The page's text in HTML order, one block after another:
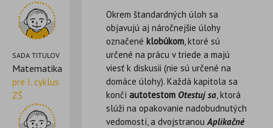
SADA TITULOV
Matematika
pre I. cyklus
ZŠ
Okrem štandardných úloh sa
objavujú aj náročnejšie úlohy
označenéklobúkom, ktoré sú
určené na prácu v triede a majú
viesť k diskusii (nie sú určené na
domáce úlohy). Každá kapitola sa
končíautotestom Otestuj sa, ktorá
slúži na opakovanie nadobudnutých
vedomostí, a dvojstranouAplikačné